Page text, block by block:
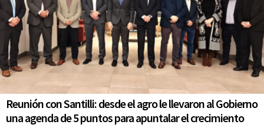
Reunión con Santilli: desde el agro le llevaron al Gobierno
una agenda de 5 puntos para apuntalar el crecimiento